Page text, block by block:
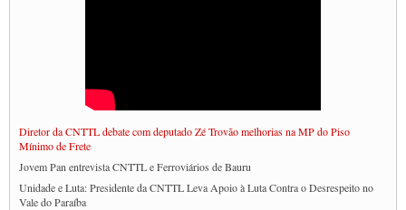
Diretor da CNTTL debate com deputado Zé Trovão melhorias na MP do Piso
Mínimo de Frete
Jovem Pan entrevista CNTTL e Ferroviários de Bauru
Unidade e Luta: Presidente da CNTTL Leva Apoio à Luta Contra o Desrespeito no
Vale do Paraíba